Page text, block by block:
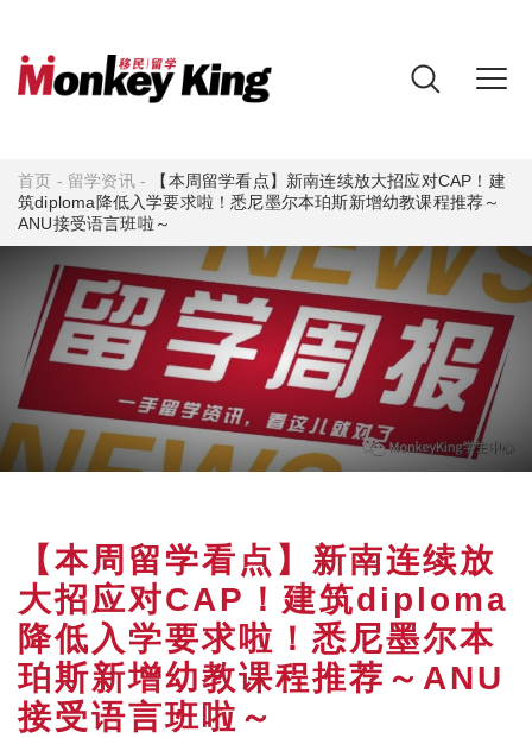
首页 - 留学资讯-
【本周留学看点】新南连续放大招应对CAP！建
筑diploma降低入学要求啦！悉尼墨尔本珀斯新增幼教课程推荐～
ANU接受语言班啦～
【本周留学看点】新南连续放
大招应对CAP！建筑diploma
降低入学要求啦！悉尼墨尔本
珀斯新增幼教课程推荐～ANU
接受语言班啦～